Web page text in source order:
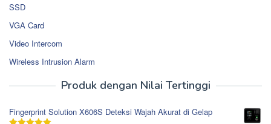
SSD
VGA Card
Video Intercom
Wireless Intrusion Alarm
Produk dengan Nilai Tertinggi
Fingerprint Solution X606S Deteksi Wajah Akurat di Gelap